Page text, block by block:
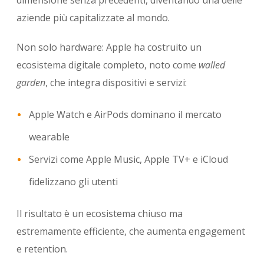
aziende più capitalizzate al mondo.
Non solo hardware: Apple ha costruito un
ecosistema digitale completo, noto come walled
garden, che integra dispositivi e servizi:
Apple Watch e AirPods dominano il mercato
wearable
Servizi come Apple Music, Apple TV+ e iCloud
fidelizzano gli utenti
Il risultato è un ecosistema chiuso ma
estremamente efficiente, che aumenta engagement
e retention.